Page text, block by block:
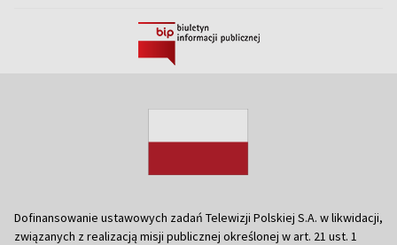
Dofinansowanie ustawowych zadań Telewizji Polskiej S.A. w likwidacji,
związanych z realizacją misji publicznej określonej w art. 21 ust. 1